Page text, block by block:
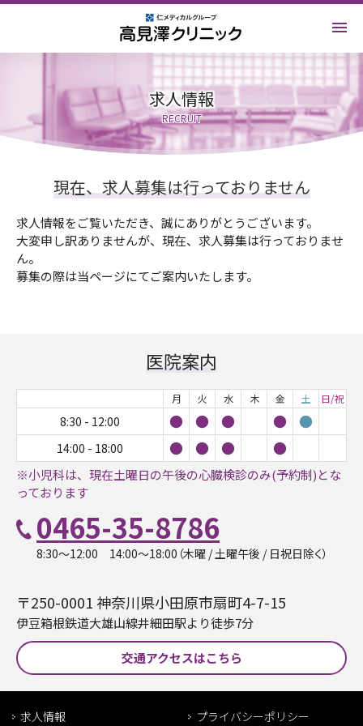
求人情報
RECRUIT
現在、求人募集は行っておりません
求人情報をご覧いただき、誠にありがとうございます。
大変申し訳ありませんが、現在、求人募集は行っておりませ
ん。
募集の際は当ページにてご案内いたします。
医院案内
月 火 水 木 金 土 日/祝
8:30 - 12:00 ● ● ● ● ●
14:00 - 18:00 ● ● ● ●
※小児科は、現在土曜日の午後の心臓検診のみ(予約制)とな
っております
0465-35-8786
8:30〜12:00 14:00〜18:00（木曜 / 土曜午後 / 日祝日除く）
〒250-0001 神奈川県小田原市扇町4-7-15
伊豆箱根鉄道大雄山線井細田駅より徒歩7分
交通アクセスはこちら
求人情報 プライバシーポリシー